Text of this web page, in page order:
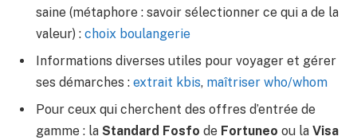
saine (métaphore : savoir sélectionner ce qui a de la
valeur) : choix boulangerie
Informations diverses utiles pour voyager et gérer
ses démarches : extrait kbis, maîtriser who/whom
Pour ceux qui cherchent des offres d’entrée de
gamme : la Standard Fosfo de Fortuneo ou la Visa